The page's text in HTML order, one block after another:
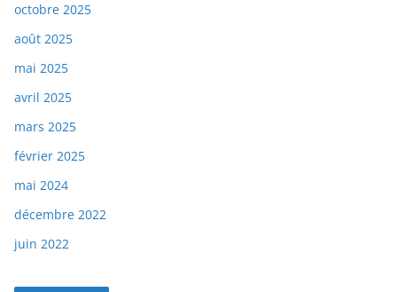
octobre 2025
août 2025
mai 2025
avril 2025
mars 2025
février 2025
mai 2024
décembre 2022
juin 2022